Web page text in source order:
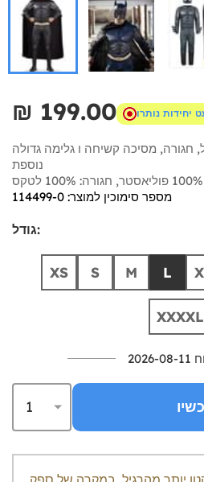
₪‎ 199.00 יחידות נותרו
חגורה, מסיכה קשיחה ו גלימה גדולה
נוספת
מספר סימוכין למוצר: 114499-0
גודל:
XS S M L
XXXXL
11